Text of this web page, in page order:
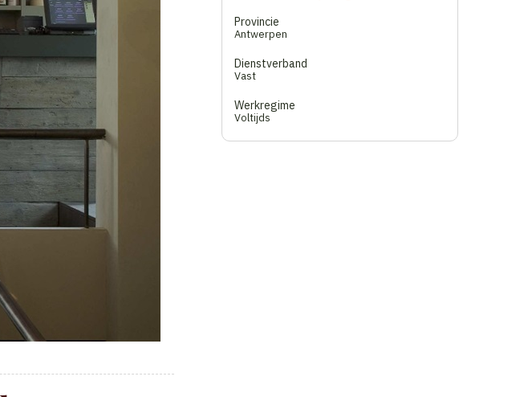
Provincie
Antwerpen
Dienstverband
Vast
Werkregime
Voltijds